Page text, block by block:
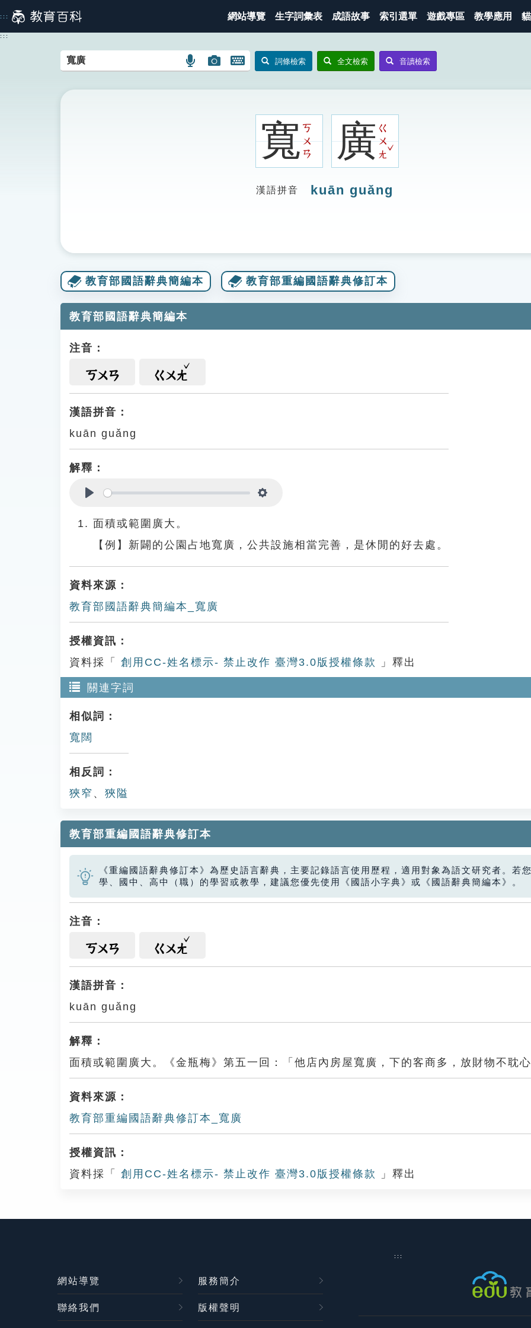
到
主
::: 網站導覽 生字詞彙表 成語故事 索引選單 遊戲專區 教學應用
:::
語
搜
圖
搜
開
鍵
詞條檢索 全文檢索 音讀檢索
寬ㄎ
ㄨ
ㄢ
廣ㄍ
ㄨ
ㄤ
ˇ
漢語拼音 kuān guǎng
教育部國語辭典簡編本 教育部重編國語辭典修訂本
教育部國語辭典簡編本
注音：
ㄎㄨㄢ ㄍㄨㄤ
漢語拼音：
kuān guǎng
解釋：
面積或範圍廣大。
【例】新闢的公園占地寬廣，公共設施相當完善，是休閒的好去處。
資料來源：
教育部國語辭典簡編本_寬廣
授權資訊：
資料採「
創用CC-姓名標示- 禁止改作 臺灣3.0版授權條款 」釋出
關連字詞
相似詞：
寬闊
相反詞：
狹窄 、 狹隘
教育部重編國語辭典修訂本
《重編國語辭典修訂本》為歷史語言辭典，主要記錄語言使用歷程，適用對象為語文研究者。若
學、國中、高中（職）的學習或教學，建議您優先使用《國語小字典》或《國語辭典簡編本》。
注音：
ㄎㄨㄢ ㄍㄨㄤ
漢語拼音：
kuān guǎng
解釋：
面積或範圍廣大。《金瓶梅》第五一回：「他店內房屋寬廣，下的客商多，放財物不耽
資料來源：
教育部重編國語辭典修訂本_寬廣
授權資訊：
資料採「
創用CC-姓名標示- 禁止改作 臺灣3.0版授權條款 」釋出
:::
網站導覽 服務簡介
聯絡我們 版權聲明